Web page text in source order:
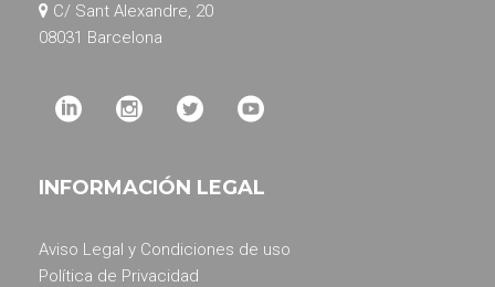
C/ Sant Alexandre, 20
08031 Barcelona
INFORMACIÓN LEGAL
Aviso Legal y Condiciones de uso
Política de Privacidad